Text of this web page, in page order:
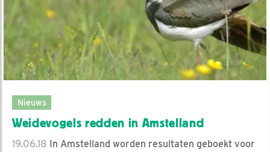
Nieuws
Weidevogels redden in Amstelland
19.06.18 In Amstelland worden resultaten geboekt voor